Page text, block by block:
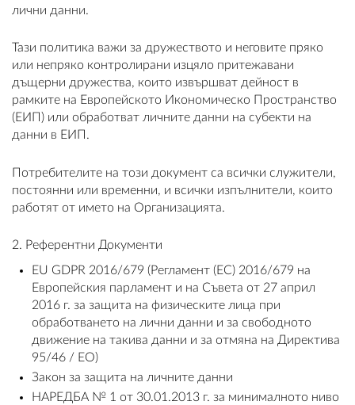
лични данни.
Тази политика важи за дружеството и неговите пряко
или непряко контролирани изцяло притежавани
дъщерни дружества, които извършват дейност в
рамките на Европейското Икономическо Пространство
(ЕИП) или обработват личните данни на субекти на
данни в ЕИП.
Потребителите на този документ са всички служители,
постоянни или временни, и всички изпълнители, които
работят от името на Организацията.
2. Референтни Документи
EU GDPR 2016/679 (Регламент (ЕС) 2016/679 на
Европейския парламент и на Съвета от 27 април
2016 г. за защита на физическите лица при
обработването на лични данни и за свободното
движение на такива данни и за отмяна на Директива
95/46 / ЕО)
Закон за защита на личните данни
НАРЕДБА № 1 от 30.01.2013 г. за минималното ниво
ВХОД
КОНТАКТИ
УСЛОВИЯ ЗА ДОСТАВКА
СТОКИ НА КРЕДИТ
ЛИЧНИ ДАННИ
ПОЛИТИКА ЗА БИСКВИТКИ